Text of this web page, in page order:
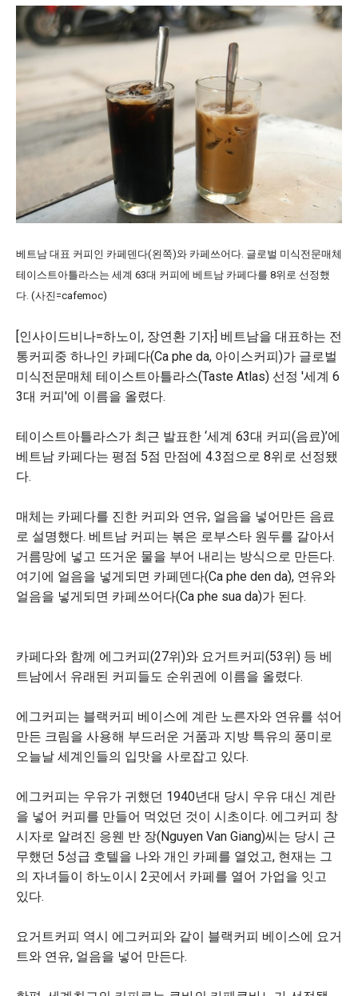
베트남 대표 커피인 카페덴다(왼쪽)와 카페쓰어다. 글로벌 미식전문매체
테이스트아틀라스는 세계 63대 커피에 베트남 카페다를 8위로 선정했
다. (사진=cafemoc)
[인사이드비나=하노이, 장연환 기자] 베트남을 대표하는 전
통커피중 하나인 카페다(Ca phe da, 아이스커피)가 글로벌
미식전문매체 테이스트아틀라스(Taste Atlas) 선정 '세계 6
3대 커피'에 이름을 올렸다.
테이스트아틀라스가 최근 발표한 ‘세계 63대 커피(음료)’에
베트남 카페다는 평점 5점 만점에 4.3점으로 8위로 선정됐
다.
매체는 카페다를 진한 커피와 연유, 얼음을 넣어만든 음료
로 설명했다. 베트남 커피는 볶은 로부스타 원두를 갈아서
거름망에 넣고 뜨거운 물을 부어 내리는 방식으로 만든다.
여기에 얼음을 넣게되면 카페덴다(Ca phe den da), 연유와
얼음을 넣게되면 카페쓰어다(Ca phe sua da)가 된다.
카페다와 함께 에그커피(27위)와 요거트커피(53위) 등 베
트남에서 유래된 커피들도 순위권에 이름을 올렸다.
에그커피는 블랙커피 베이스에 계란 노른자와 연유를 섞어
만든 크림을 사용해 부드러운 거품과 지방 특유의 풍미로
오늘날 세계인들의 입맛을 사로잡고 있다.
에그커피는 우유가 귀했던 1940년대 당시 우유 대신 계란
을 넣어 커피를 만들어 먹었던 것이 시초이다. 에그커피 창
시자로 알려진 응웬 반 장(Nguyen Van Giang)씨는 당시 근
무했던 5성급 호텔을 나와 개인 카페를 열었고, 현재는 그
의 자녀들이 하노이시 2곳에서 카페를 열어 가업을 잇고
있다.
요거트커피 역시 에그커피와 같이 블랙커피 베이스에 요거
트와 연유, 얼음을 넣어 만든다.